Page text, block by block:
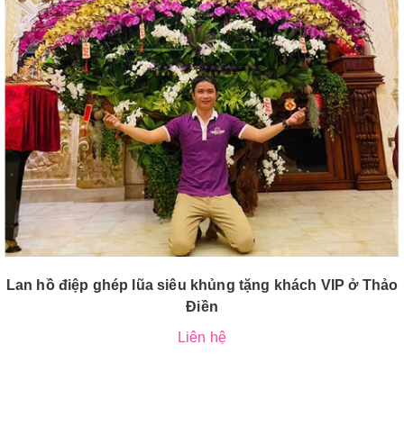
Lan hồ điệp ghép lũa siêu khủng tặng khách VIP ở Thảo
Điền
Liên hệ